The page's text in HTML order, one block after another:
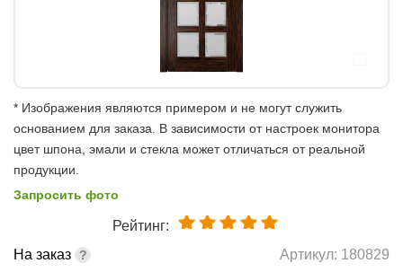
* Изображения являются примером и не могут служить
основанием для заказа. В зависимости от настроек монитора
цвет шпона, эмали и стекла может отличаться от реальной
продукции.
Запросить фото
Рейтинг:
На заказ
Артикул: 180829